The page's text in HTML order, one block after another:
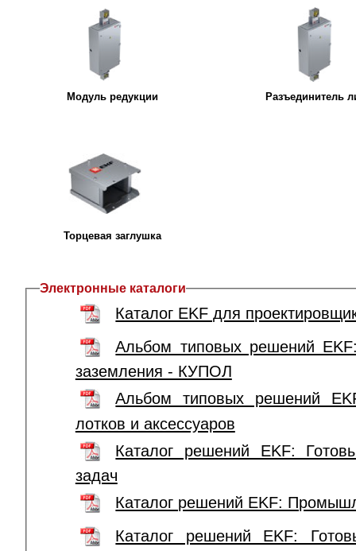
Модуль редукции Разъединитель
Торцевая заглушка
Электронные каталоги
Каталог EKF для
Альбом типовых решений
заземления - КУПОЛ
Альбом типовых решений
лотков и аксессуаров
Каталог решений EKF:
задач
Каталог решений EKF:
Каталог решений EKF: